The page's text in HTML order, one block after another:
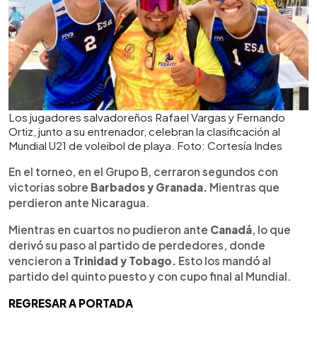
Los jugadores salvadoreños Rafael Vargas y Fernando
Ortiz, junto a su entrenador, celebran la clasificación al
Mundial U21 de voleibol de playa. Foto: Cortesía Indes
En el torneo, en el Grupo B, cerraron segundos con
victorias sobre Barbados y Granada. Mientras que
perdieron ante Nicaragua.
Mientras en cuartos no pudieron ante Canadá, lo que
derivó su paso al partido de perdedores, donde
vencieron a Trinidad y Tobago. Esto los mandó al
partido del quinto puesto y con cupo final al Mundial.
REGRESAR A PORTADA